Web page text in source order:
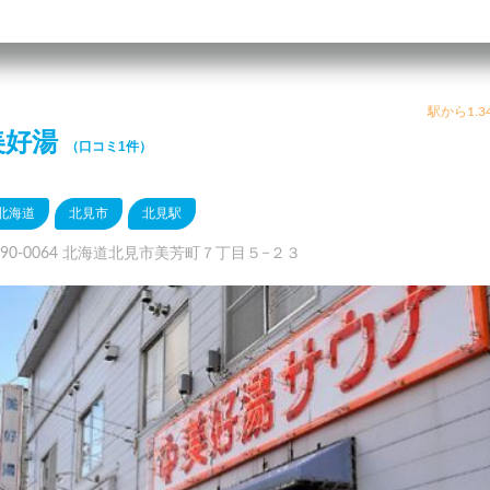
駅から
好湯 （口コミ1件）
海道 北見市 北見駅
0064 北海道北見市美芳町７丁目５−２３